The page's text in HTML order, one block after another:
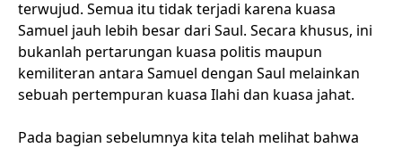
terwujud. Semua itu tidak terjadi karena kuasa
Samuel jauh lebih besar dari Saul. Secara khusus, ini
bukanlah pertarungan kuasa politis maupun
kemiliteran antara Samuel dengan Saul melainkan
sebuah pertempuran kuasa Ilahi dan kuasa jahat.
Pada bagian sebelumnya kita telah melihat bahwa